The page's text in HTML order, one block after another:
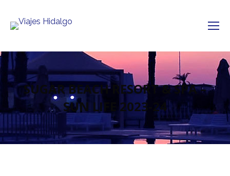
SUGAR BEACH RESORT & SPA –
SUN LIFE 2023-24